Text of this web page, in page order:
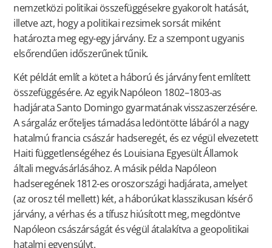
nemzetközi politikai összefüggésekre gyakorolt hatását,
illetve azt, hogy a politikai rezsimek sorsát miként
határozta meg egy-egy járvány. Ez a szempont ugyanis
elsőrendűen időszerűnek tűnik.
Két példát említ a kötet a háború és járvány fent említett
összefüggésére. Az egyik Napóleon 1802–1803-as
hadjárata Santo Domingo gyarmatának visszaszerzésére.
A sárgaláz erőteljes támadása ledöntötte lábáról a nagy
hatalmú francia császár hadseregét, és ez végül elvezetett
Haiti függetlenségéhez és Louisiana Egyesült Államok
általi megvásárlásához. A másik példa Napóleon
hadseregének 1812-es oroszországi hadjárata, amelyet
(az orosz tél mellett) két, a háborúkat klasszikusan kísérő
járvány, a vérhas és a tífusz hiúsított meg, megdöntve
Napóleon császárságát és végül átalakítva a geopolitikai
hatalmi egyensúlyt.